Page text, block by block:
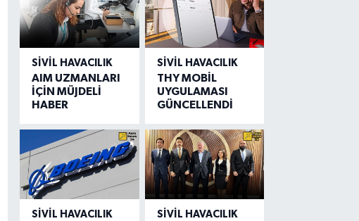
SIVIL HAVACILIK
AIM UZMANLARI
İÇİN MÜJDELİ
HABER
SIVIL HAVACILIK
THY MOBİL
UYGULAMASI
GÜNCELLENDİ
SIVIL HAVACILIK SIVIL HAVACILIK